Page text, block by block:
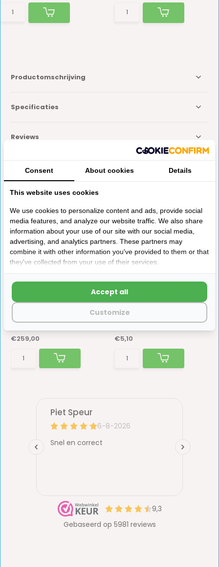
Productomschrijving
Specificaties
Reviews
Delen
Anderen kochten ook
Truma
Afstandsbediening Mover
S/SR >01/08
€259,00
Tuleverbinder 12mm
€5,10
Consent About cookies Details
This website uses cookies
We use cookies to personalize content and ads, provide social
media features, and analyze our website traffic. We also share
information about your use of our site with our social media,
advertising, and analytics partners. These partners may
combine it with other information you've provided to them or that
they've collected from your use of their services.
Customize
Accept all